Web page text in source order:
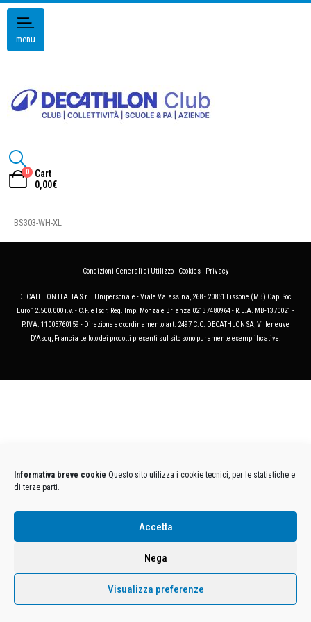
Informativa breve cookie Questo sito utilizza i cookie tecnici, per le statistiche e
di terze parti.
Accetta
Nega
Visualizza preferenze
menu
0
Cart
0,00€
BS303-WH-XL
Condizioni Generali di Utilizzo- Cookies- Privacy
DECATHLON ITALIA S.r.l. Unipersonale - Viale Valassina, 268 - 20851 Lissone (MB) Cap. Soc.
Euro 12.500.000 i.v. - C.F. e Iscr. Reg. Imp. Monza e Brianza 02137480964 - R.E.A. MB-1370021 -
P.IVA. 11005760159 - Direzione e coordinamento art. 2497 C.C. DECATHLON SA, Villeneuve
D'Ascq, Francia Le foto dei prodotti presenti sul sito sono puramente esemplificative.